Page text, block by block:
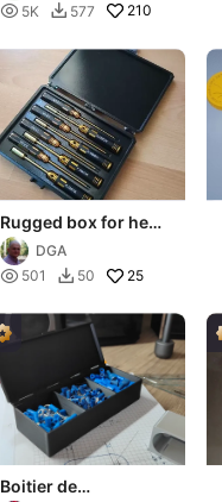
 5K  577 210
Rugged box for hex
screw drivers
DGA
 501  50 25
Boitier de